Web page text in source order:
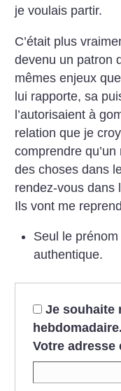
je voulais partir.
C’était plus
devenu un patron
mêmes enjeux
lui rapporte, sa
l’autorisaient à
relation que je
comprendre
des choses dans
rendez-vous dans
Ils vont me
Seul le
authentique.
Je souhaite
hebdomadaire.
Votre adresse